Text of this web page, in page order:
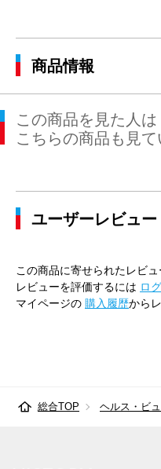
商品情報
この商品を見た人は
こちらの商品も見て
ユーザーレビュー
この商品に寄せられたレビュ
レビューを評価するには ロ
マイページの 購入履歴から
総合TOP ヘルス・ビ